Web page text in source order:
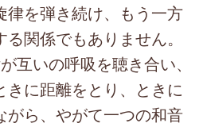
律を弾き続け、もう一方
関係でもありません。
互いの呼吸を聴き合い、
きに距離をとり、ときに
がら、やがて一つの和音